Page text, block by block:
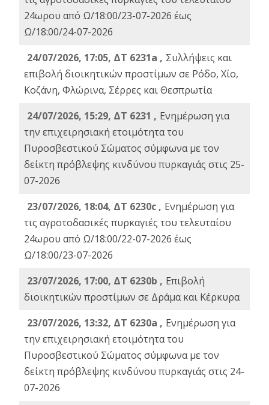
24ωρου από Ω/18:00/23-07-2026 έως
Ω/18:00/24-07-2026
24/07/2026, 17:05, ΔΤ 6231a , Συλλήψεις και
επιβολή διοικητικών προστίμων σε Ρόδο, Χίο,
Κοζάνη, Φλώρινα, Σέρρες και Θεσπρωτία
24/07/2026, 15:29, ΔΤ 6231 , Ενημέρωση για
την επιχειρησιακή ετοιμότητα του
Πυροσβεστικού Σώματος σύμφωνα με τον
δείκτη πρόβλεψης κινδύνου πυρκαγιάς στις 25-
07-2026
23/07/2026, 18:04, ΔΤ 6230c , Ενημέρωση για
τις αγροτοδασικές πυρκαγιές του τελευταίου
24ωρου από Ω/18:00/22-07-2026 έως
Ω/18:00/23-07-2026
23/07/2026, 17:00, ΔΤ 6230b , Επιβολή
διοικητικών προστίμων σε Δράμα και Κέρκυρα
23/07/2026, 13:32, ΔΤ 6230a , Ενημέρωση για
την επιχειρησιακή ετοιμότητα του
Πυροσβεστικού Σώματος σύμφωνα με τον
δείκτη πρόβλεψης κινδύνου πυρκαγιάς στις 24-
07-2026